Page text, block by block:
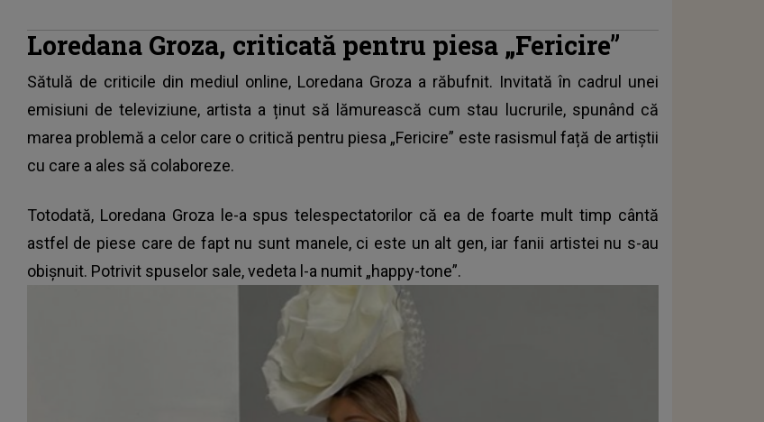
Loredana Groza, criticată pentru piesa „Fericire”
Sătulă de criticile din mediul online, Loredana Groza a răbufnit. Invitată în cadrul unei
emisiuni de televiziune, artista a ținut să lămurească cum stau lucrurile, spunând că
marea problemă a celor care o critică pentru piesa „Fericire” este rasismul față de artiștii
cu care a ales să colaboreze.
Totodată, Loredana Groza le-a spus telespectatorilor că ea de foarte mult timp cântă
astfel de piese care de fapt nu sunt manele, ci este un alt gen, iar fanii artistei nu s-au
obișnuit. Potrivit spuselor sale, vedeta l-a numit „happy-tone”.